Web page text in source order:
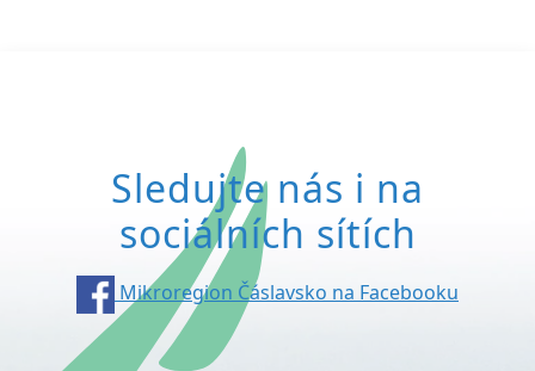
Sledujte nás i na
sociálních sítích
Mikroregion Čáslavsko na Facebooku